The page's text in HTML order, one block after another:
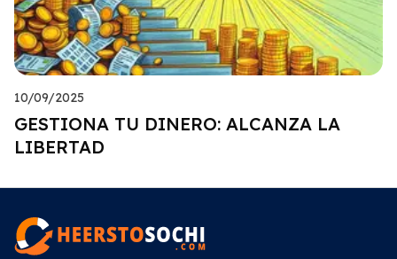
10/09/2025
GESTIONA TU DINERO: ALCANZA LA
LIBERTAD